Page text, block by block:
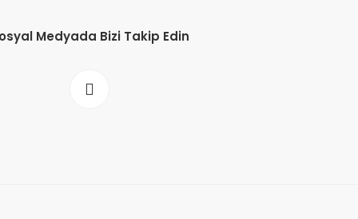
Medyada Bizi Takip Edin